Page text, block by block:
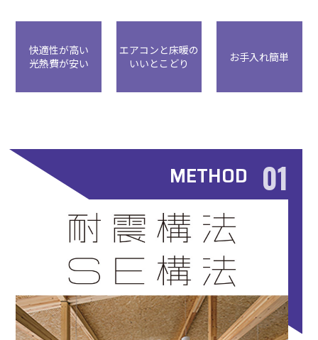
快適性が高い
光熱費が安い
エアコンと床暖の
いいとこどり
お手入れ簡単
METHOD 01